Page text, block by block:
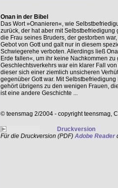
Onan in der Bibel
Das Wort »Onanieren«, wie
zurück, der hat aber mit Selbstbefriedigung
die Frau seines Bruders, der gestorben
Gebot von Gott und galt nur in diesem
Schwiegerehe verboten. Allerdings ließ
Erde fallen«, um ihr keine Nachkommen
Geschlechtsverkehrs war ein klarer Fall
dieser sich einer ziemlich unsicheren
gegenüber Gott war. Mit
gehört übrigens zu den wenigen Frauen,
ist eine andere Geschichte ...
© teensmag 2/2004 - copyright teensmag,
Druckversion
Für die Druckversion (PDF) Adobe Reader